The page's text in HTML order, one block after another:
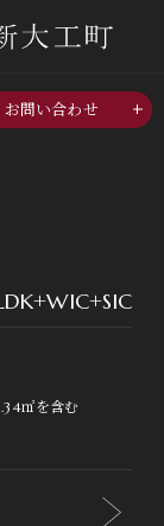
お問い合わせ
はこちら。
ら。
㎡を含む